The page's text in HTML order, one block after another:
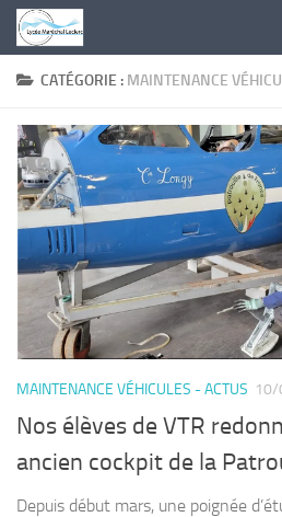
Skip to content
CATÉGORIE : MAINTENANCE
MAINTENANCE VÉHICULES - ACTUS
Nos élèves de VTR
ancien cockpit de la
Depuis début mars, une poignée